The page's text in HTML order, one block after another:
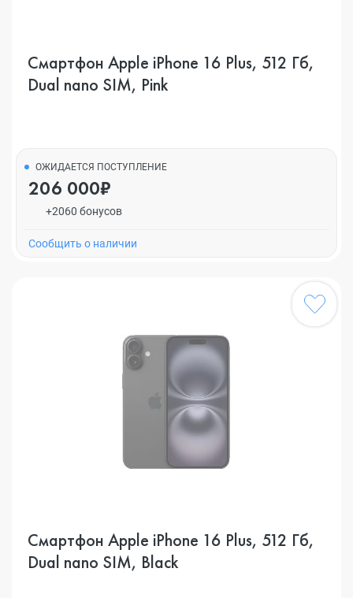
Смартфон Apple iPhone 16 Plus, 512 Гб,
Dual nano SIM, Pink
ОЖИДАЕТСЯ ПОСТУПЛЕНИЕ
206 000₽
+2060 бонусов
Cообщить о наличии
Смартфон Apple iPhone 16 Plus, 512 Гб,
Dual nano SIM, Black